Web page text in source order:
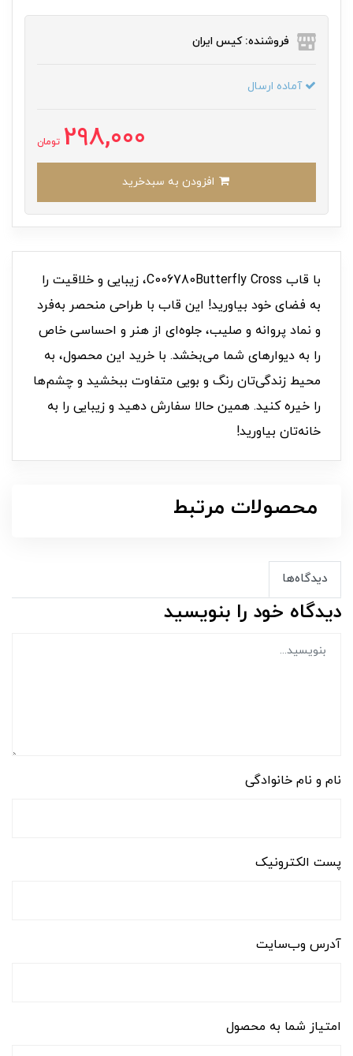
فروشنده: کیس ایران
آماده ارسال
298,000 تومان
با قاب C006780Butterfly Cross، زیبایی و خلاقیت را
به فضای خود بیاورید! این قاب با طراحی منحصر به‌فرد
و نماد پروانه و صلیب، جلوه‌ای از هنر و احساسی خاص
را به دیوارهای شما می‌بخشد. با خرید این محصول، به
محیط زندگی‌تان رنگ و بویی متفاوت ببخشید و چشم‌ها
را خیره کنید. همین حالا سفارش دهید و زیبایی را به
خانه‌تان بیاورید!
محصولات مرتبط
دیدگاه‌ها
دیدگاه خود را بنویسید
نام و نام خانوادگی
پست الکترونیک
آدرس وب‌سایت
امتیاز شما به محصول